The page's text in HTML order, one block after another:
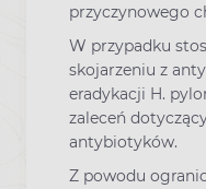
przyczynowego
W przypadku
skojarzeniu z
eradykacji H.
zaleceń
antybiotyków.
Z powodu